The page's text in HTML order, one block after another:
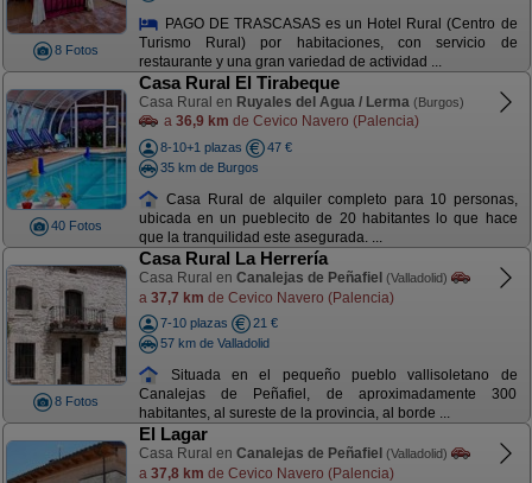
8 Fotos
PAGO DE TRASCASAS es un Hotel Rural (Centro de
Turismo Rural) por habitaciones, con servicio de
restaurante y una gran variedad de actividad ...
40 Fotos
Casa Rural El Tirabeque
Casa Rural en Ruyales del Agua / Lerma (Burgos)
a 36,9 km de Cevico Navero (Palencia)
8-10+1 plazas
47 €
35 km de Burgos
Casa Rural de alquiler completo para 10 personas,
ubicada en un pueblecito de 20 habitantes lo que hace
que la tranquilidad este asegurada. ...
8 Fotos
Casa Rural La Herrería
Casa Rural en Canalejas de Peñafiel (Valladolid)
a 37,7 km de Cevico Navero (Palencia)
7-10 plazas
21 €
57 km de Valladolid
Situada en el pequeño pueblo vallisoletano de
Canalejas de Peñafiel, de aproximadamente 300
habitantes, al sureste de la provincia, al borde ...
El Lagar
Casa Rural en Canalejas de Peñafiel (Valladolid)
a 37,8 km de Cevico Navero (Palencia)